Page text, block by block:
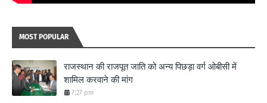
MOST POPULAR
राजस्थान की राजपूत जाति को अन्य पिछड़ा वर्ग ओबीसी में
शामिल करवाने की मांग
7:27 pm